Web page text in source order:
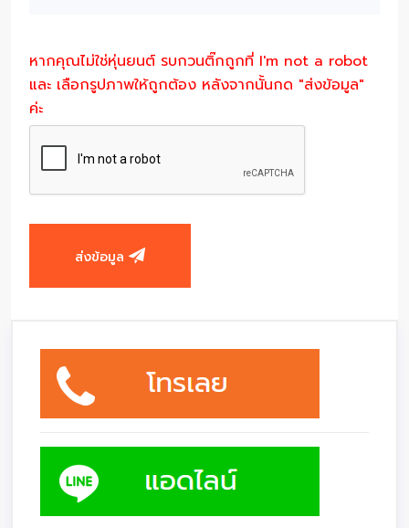
หากคุณไม่ใช่หุ่นยนต์ รบกวนติ๊กถูกที่ I'm not a robot
และ เลือกรูปภาพให้ถูกต้อง หลังจากนั้นกด "ส่งข้อมูล"
ค่ะ
ส่งข้อมูล